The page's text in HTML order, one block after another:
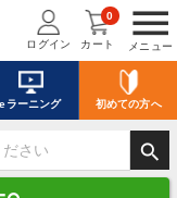
menu
メニュー
ログイン カート
0
eラーニング 初めての方へ
search